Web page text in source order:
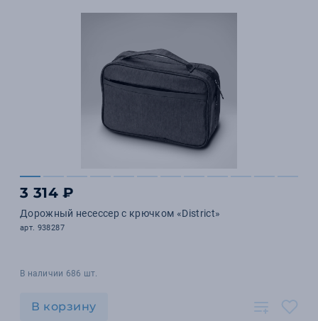
3 314 ₽
Дорожный несессер с крючком «District»
арт. 938287
В наличии 686 шт.
В корзину